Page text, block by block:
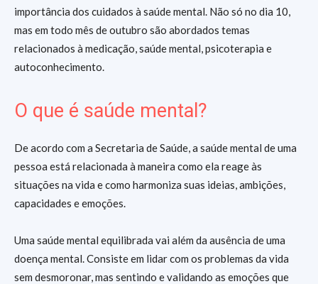
importância dos cuidados à saúde mental. Não só no dia 10,
mas em todo mês de outubro são abordados temas
relacionados à medicação, saúde mental, psicoterapia e
autoconhecimento.
O que é saúde mental?
De acordo com a Secretaria de Saúde, a saúde mental de uma
pessoa está relacionada à maneira como ela reage às
situações na vida e como harmoniza suas ideias, ambições,
capacidades e emoções.
Uma saúde mental equilibrada vai além da ausência de uma
doença mental. Consiste em lidar com os problemas da vida
sem desmoronar, mas sentindo e validando as emoções que